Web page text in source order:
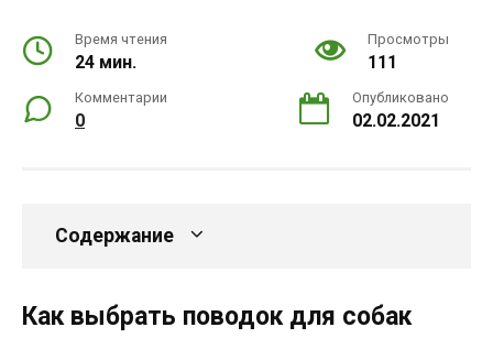
Время чтения
24 мин.
Просмотры
111
Комментарии
0
Опубликовано
02.02.2021
Содержание
Как выбрать поводок для собак